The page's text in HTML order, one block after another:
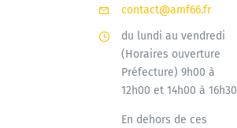
contact@amf66.fr
du lundi au vendredi
(Horaires ouverture
Préfecture) 9h00 à
12h00 et 14h00 à 16h30
En dehors de ces